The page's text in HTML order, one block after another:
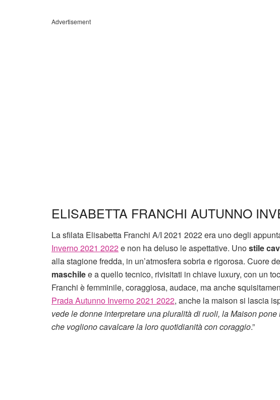
Advertisement
ELISABETTA FRANCHI AUTUNNO
La sfilata Elisabetta Franchi A/I 2021 2022 era uno degli
Inverno 2021 2022e non ha deluso le aspettative. Unostile
alla stagione fredda, in un’atmosfera sobria e rigorosa. Cuore
maschilee a quello tecnico, rivisitati in chiave luxury, con un
Franchi è femminile, coraggiosa, audace, ma anche
Prada Autunno Inverno 2021 2022, anche la maison si lascia
vede le donne interpretare una pluralità di ruoli, la Maison
che vogliono cavalcare la loro quotidianità con coraggio.”